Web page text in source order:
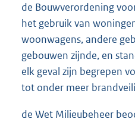
de Bouwverordening
het gebruik van
woonwagens, andere
gebouwen zijnde, en
elk geval zijn begrepen
tot onder meer
de Wet Milieubeheer